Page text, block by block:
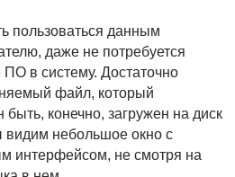
пользоваться данным
даже не потребуется
в систему. Достаточно
файл, который
конечно, загружен на диск
видим небольшое окно с
интерфейсом, не смотря на